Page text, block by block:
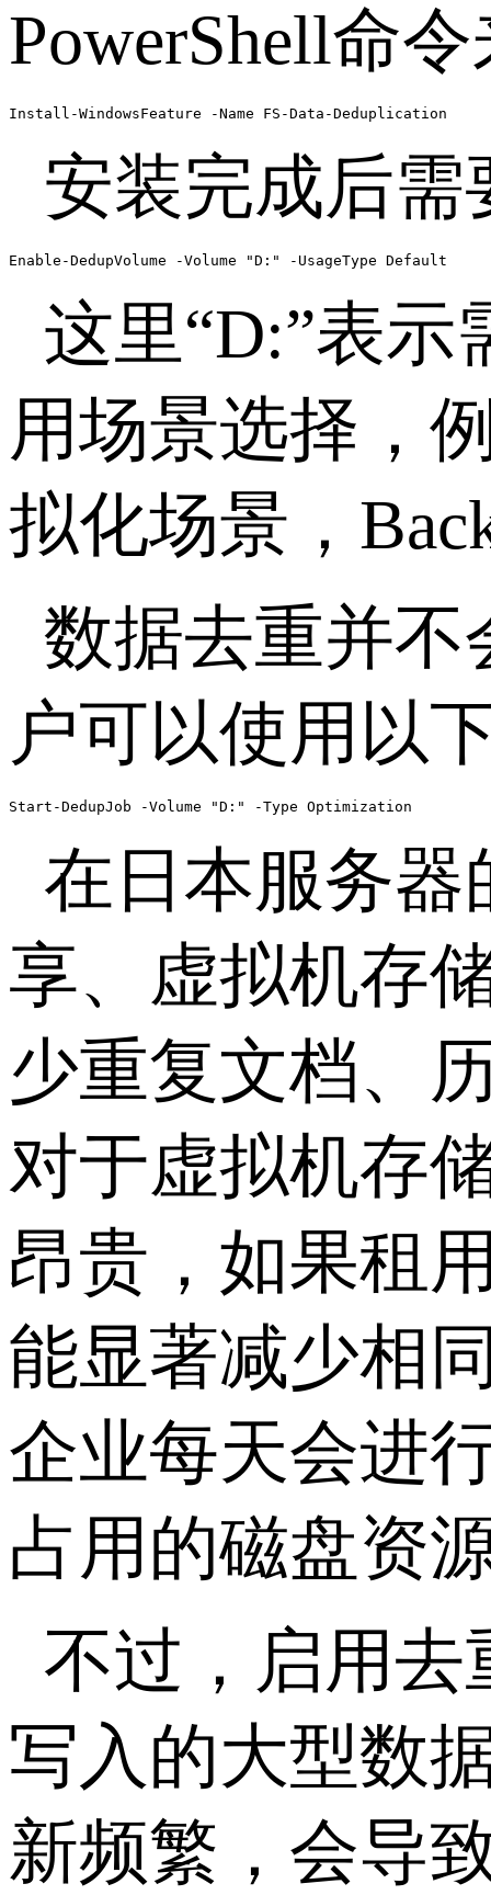
PowerShell命
Install-WindowsFeature -Name FS-Data-Deduplication
安装完成后
Enable-DedupVolume -Volume "D:" -UsageType Default
这里“D:”表示
用场景选择，
拟化场景，
数据去重并不
户可以使用以
Start-DedupJob -Volume "D:" -Type Optimization
在日本服务器
享、虚拟机存
少重复文档、
对于虚拟机存
昂贵，如果租
能显著减少相
企业每天会进
占用的磁盘资
不过，启用去
写入的大型数
新频繁，会导